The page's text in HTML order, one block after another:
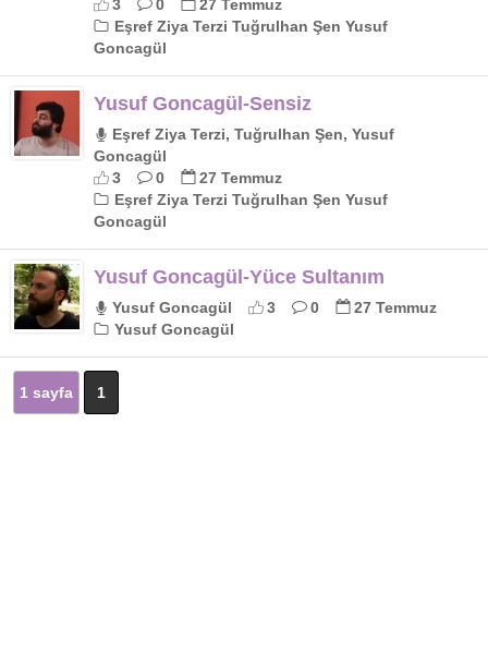
3
0
27 Temmuz
Eşref Ziya Terzi Tuğrulhan Şen Yusuf
Goncagül
Yusuf Goncagül-Sensiz
Eşref Ziya Terzi, Tuğrulhan Şen, Yusuf
Goncagül
3
0
27 Temmuz
Eşref Ziya Terzi Tuğrulhan Şen Yusuf
Goncagül
Yusuf Goncagül-Yüce Sultanım
Yusuf Goncagül 3 0
27 Temmuz
Yusuf Goncagül
1 sayfa 1